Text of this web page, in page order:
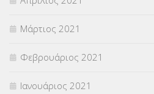
Μάρτιος 2021
Φεβρουάριος 2021
Ιανουάριος 2021